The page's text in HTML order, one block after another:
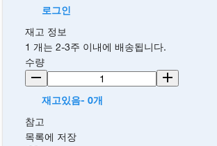
로그인
재고 정보
1 개는 2-3주 이내에 배송됩니다.
수량
재고있음- 0개
참고
목록에 저장